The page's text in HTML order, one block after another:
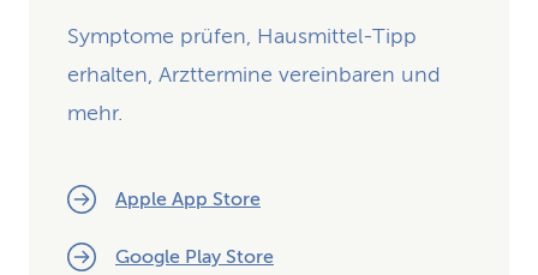
Symptome prüfen, Hausmittel-Tipp
erhalten, Arzttermine vereinbaren und
mehr.
Apple App Store
Google Play Store